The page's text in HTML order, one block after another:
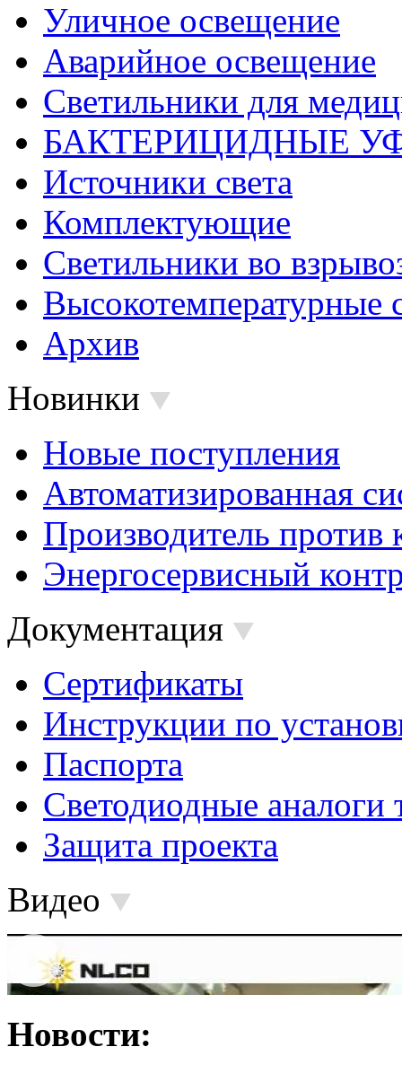
Уличное освещение
Аварийное освещение
Светильники для
БАКТЕРИЦИДНЫЕ
Источники света
Комплектующие
Светильники во
Высокотемпературные
Архив
Новинки
Новые поступления
Автоматизированная
Производитель против
Энергосервисный
Документация
Сертификаты
Инструкции по
Паспорта
Светодиодные аналоги
Защита проекта
Видео
Новости: